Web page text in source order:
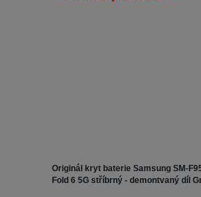
Originál kryt baterie Samsung SM-
Fold 6 5G stříbrný - demontvaný díl